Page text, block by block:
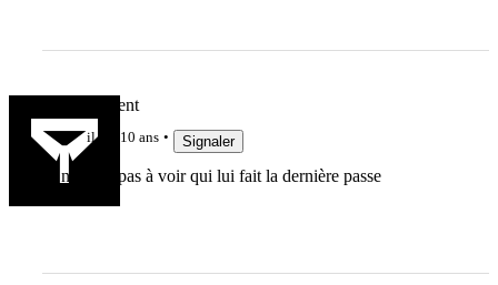
Waltervincent
il y a 10 ans Signaler
Je n'arrive pas à voir qui lui fait la dernière passe